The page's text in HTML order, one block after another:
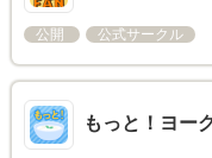
公開 公式サークル
もっと！ヨー